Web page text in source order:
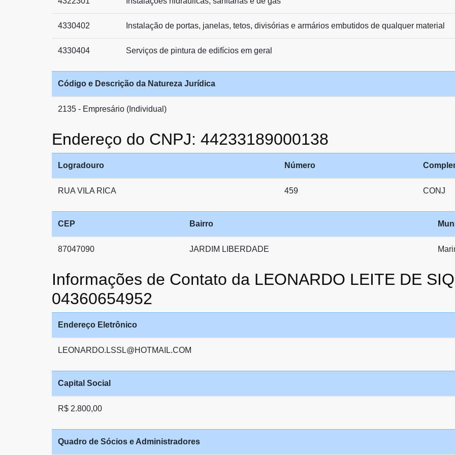
4330402 Instalação de portas, janelas, tetos, divisórias e armários embutidos de qualquer material
4330404 Serviços de pintura de edifícios em geral
Código e Descrição da Natureza Jurídica
2135 - Empresário (Individual)
Endereço do CNPJ: 44233189000138
Logradouro Número
RUA VILA RICA 459 CONJ
CEP Bairro
87047090 JARDIM LIBERDADE
Informações de Contato da LEONARDO LEITE DE
04360654952
Endereço Eletrônico
LEONARDO.LSSL@HOTMAIL.COM
Capital Social
R$ 2.800,00
Quadro de Sócios e Administradores